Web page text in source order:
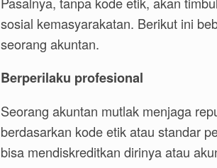
sosial kemasyarakatan. Berikut ini
seorang akuntan.
Berperilaku profesional
Seorang akuntan mutlak menjaga
berdasarkan kode etik atau standar
bisa mendiskreditkan dirinya atau